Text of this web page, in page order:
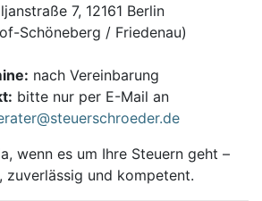
7, 12161 Berlin
Schöneberg / Friedenau)
nach Vereinbarung
bitte nur per E-Mail an
wenn es um Ihre Steuern geht –
zuverlässig und kompetent.